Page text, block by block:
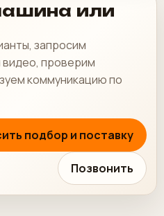
или
запросим
проверим
коммуникацию по
подбор и поставку
Позвонить